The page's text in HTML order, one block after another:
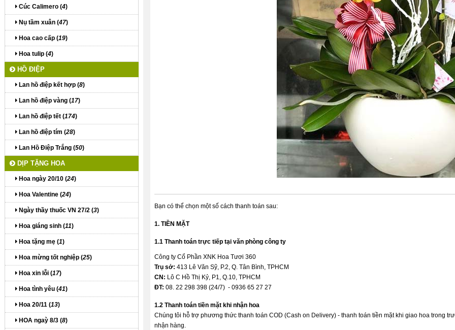
Bạn có thể chọn một số cách thanh toán sau:
1. TIỀN MẶT
1.1 Thanh toán trực tiếp tại văn phòng công ty
Công ty Cổ Phần XNK Hoa Tươi 360
Trụ sở: 413 Lê Văn Sỹ, P.2, Q. Tân Bình, TPHCM
CN: Lô C Hồ Thị Kỷ, P1, Q.10, TPHCM
ĐT: 08. 22 298 398 (24/7) - 0936 65 27 27
1.2 Thanh toán tiền mặt khi nhận hoa
Chúng tôi hỗ trợ phương thức thanh toán COD (Cash on Delivery) - thanh toán tiền mặt khi giao hoa trong
nhận hàng.
Cúc Calimero (4)
Nụ tầm xuân (47)
Hoa cao cấp (19)
Hoa tulip (4)
HỒ ĐIỆP
Lan hồ điệp kết hợp (8)
Lan hồ điệp vàng (17)
Lan hồ điệp tết (174)
Lan hồ điệp tím (28)
Lan Hồ Điệp Trắng (50)
DỊP TẶNG HOA
Hoa ngày 20/10 (24)
Hoa Valentine (24)
Ngày thầy thuốc VN 27/2 (3)
Hoa giáng sinh (11)
Hoa tặng mẹ (1)
Hoa mừng tốt nghiệp (25)
Hoa xin lỗi (17)
Hoa tình yêu (41)
Hoa 20/11 (13)
HOA ngaỳ 8/3 (8)